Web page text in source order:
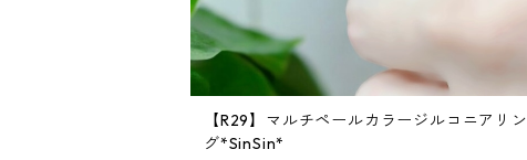
【R29】マルチペールカラージルコニアリン
グ*SinSin*